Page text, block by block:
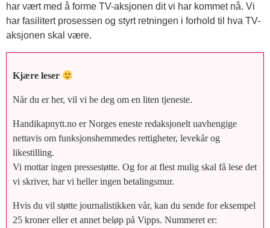
har vært med å forme TV-aksjonen dit vi har kommet nå. Vi
har fasilitert prosessen og styrt retningen i forhold til hva TV-
aksjonen skal være.
Kjære leser
Når du er her, vil vi be deg om en liten tjeneste.
Handikapnytt.no er Norges eneste redaksjonelt uavhengige
nettavis om funksjonshemmedes rettigheter, levekår og
likestilling.
Vi mottar ingen pressestøtte. Og for at flest mulig skal få lese det
vi skriver, har vi heller ingen betalingsmur.
Hvis du vil støtte journalistikken vår, kan du sende for eksempel
25 kroner eller et annet beløp på Vipps. Nummeret er: